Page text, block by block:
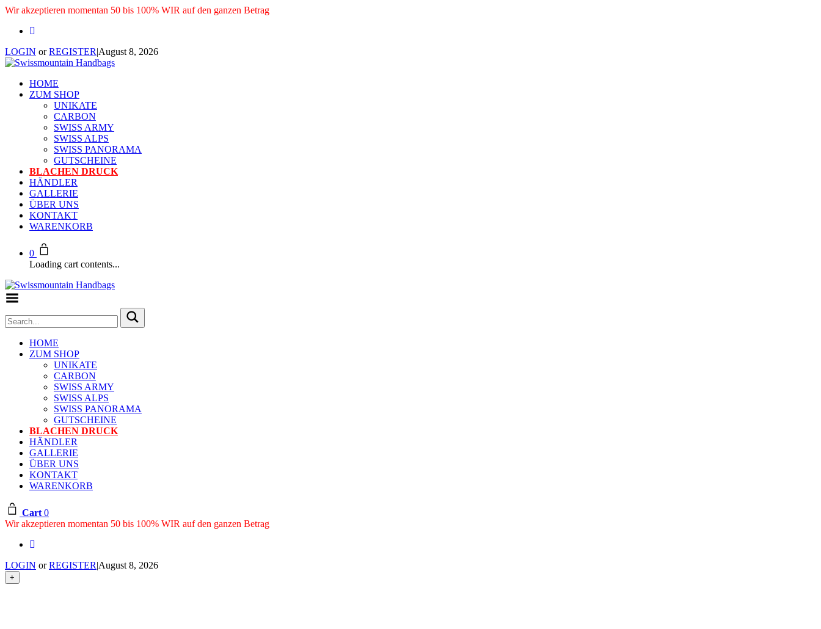
Wir akzeptieren momentan 50 bis 100% WIR auf den ganzen Betrag
LOGIN orREGISTER|August 8, 2026
HOME
ZUM SHOP
UNIKATE
CARBON
SWISS ARMY
SWISS ALPS
SWISS PANORAMA
GUTSCHEINE
BLACHEN DRUCK
HÄNDLER
GALLERIE
ÜBER UNS
KONTAKT
WARENKORB
0
Loading cart contents...
HOME
ZUM SHOP
UNIKATE
CARBON
SWISS ARMY
SWISS ALPS
SWISS PANORAMA
GUTSCHEINE
BLACHEN DRUCK
HÄNDLER
GALLERIE
ÜBER UNS
KONTAKT
WARENKORB
Cart 0
Wir akzeptieren momentan 50 bis 100% WIR auf den ganzen Betrag
LOGIN orREGISTER|August 8, 2026
+